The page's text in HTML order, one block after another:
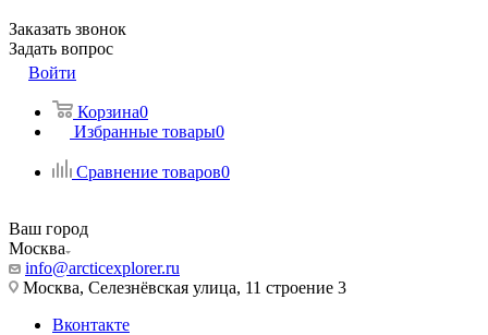
Заказать звонок
Задать вопрос
Войти
Корзина0
Избранные товары0
Сравнение товаров0
Ваш город
Москва
info@arcticexplorer.ru
Москва, Селезнёвская улица, 11 строение 3
Вконтакте